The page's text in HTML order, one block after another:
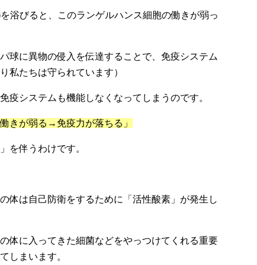
浴びると、このランゲルハンス細胞の働きが弱っ
球に異物の侵入を伝達することで、免疫システム
私たちは守られています）
疫システムも機能しなくなってしまうのです。
きが弱る → 免疫力が落ちる」
を伴うわけです。
体は自己防衛をするために「活性酸素」が発生し
体に入ってきた細菌などをやっつけてくれる重要
しまいます。